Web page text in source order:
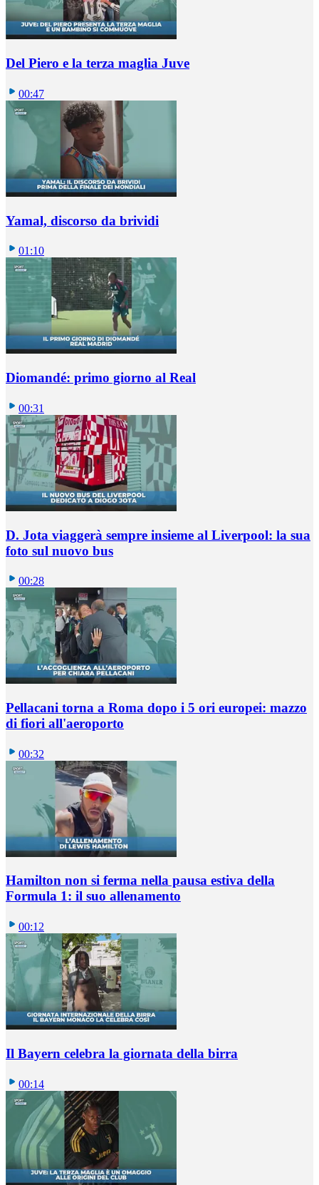
Del Piero e la terza maglia Juve
00:47
Yamal, discorso da brividi
01:10
Diomandé: primo giorno al Real
00:31
D. Jota viaggerà sempre insieme al Liverpool: la sua
foto sul nuovo bus
00:28
Pellacani torna a Roma dopo i 5 ori europei: mazzo
di fiori all'aeroporto
00:32
Hamilton non si ferma nella pausa estiva della
Formula 1: il suo allenamento
00:12
Il Bayern celebra la giornata della birra
00:14